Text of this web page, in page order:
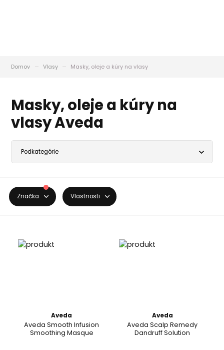
Domov Vlasy Masky, oleje a kúry na vlasy
Masky, oleje a kúry na
vlasy Aveda
Značka Vlastnosti
Aveda
Aveda Smooth Infusion
Smoothing Masque
Aveda
Aveda Scalp Remedy
Dandruff Solution